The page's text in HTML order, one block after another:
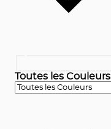
Toutes les Couleurs